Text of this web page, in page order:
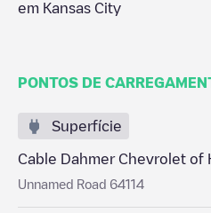
em Kansas City
PONTOS DE
Superfície
Cable Dahmer Chevrolet of
Unnamed Road 64114